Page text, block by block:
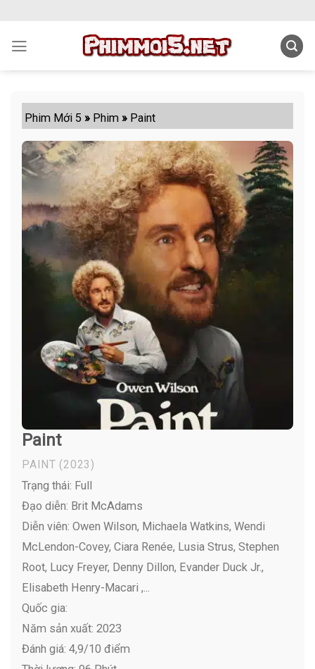
content
Phim Mới 5 » Phim » Paint
Paint
PAINT (2023)
Trạng thái: Full
Đạo diễn: Brit McAdams
Diễn viên: Owen Wilson, Michaela Watkins, Wendi
McLendon-Covey, Ciara Renée, Lusia Strus, Stephen
Root, Lucy Freyer, Denny Dillon, Evander Duck Jr.,
Elisabeth Henry-Macari ,...
Quốc gia:
Năm sản xuất: 2023
Đánh giá: 4,9/10 điểm